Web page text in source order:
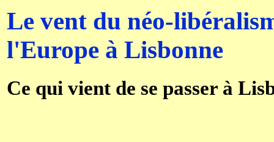
Le vent du néo-
l'Europe à Lisbonne
Ce qui vient de se passer à